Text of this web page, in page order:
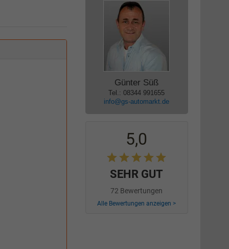
Günter Süß
Tel.: 08344 991655
info@gs-automarkt.de
5,0
SEHR GUT
72 Bewertungen
Alle Bewertungen anzeigen >